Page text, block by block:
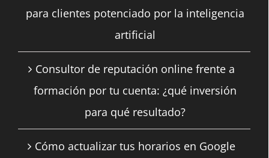
para clientes potenciado por la inteligencia
artificial
Consultor de reputación online frente a
formación por tu cuenta: ¿qué inversión
para qué resultado?
Cómo actualizar tus horarios en Google